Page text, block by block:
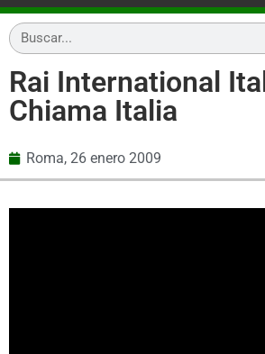
Rai International
Chiama Italia
Roma, 26 enero 2009